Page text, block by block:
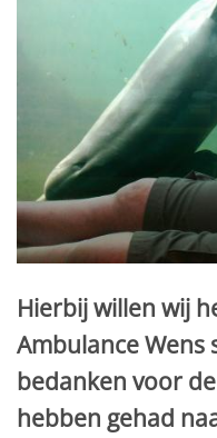
Hierbij willen wij
Ambulance
bedanken voor
hebben gehad